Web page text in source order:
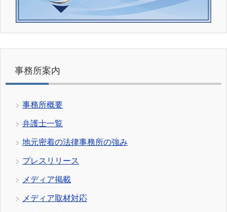
事務所案内
事務所概要
弁護士一覧
地元密着の法律事務所の強み
プレスリリース
メディア掲載
メディア取材対応